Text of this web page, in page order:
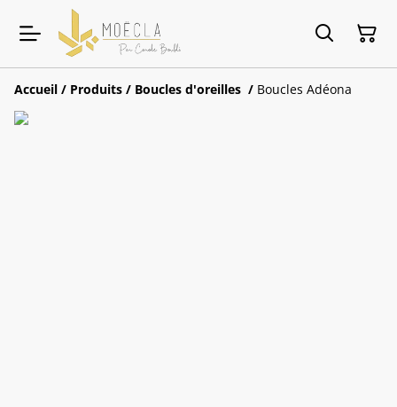
Accueil / Produits / Boucles d'oreilles / Boucles Adéona